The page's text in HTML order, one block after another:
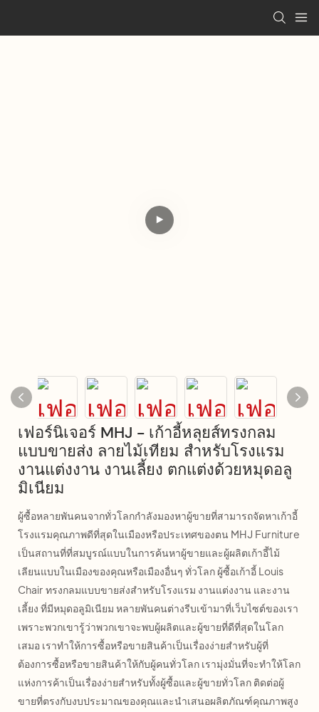
เฟอร์นิเจอร์ MHJ - เก้าอี้หลุยส์ทรงกลม
แบบขายส่ง ลายไม้เทียม สำหรับโรงแรม
งานแต่งงาน งานเลี้ยง ตกแต่งด้วยหมุดอลู
มิเนียม
ผู้ซื้อหลายพันคนจากทั่วโลกกำลังมองหาผู้ขายที่สามารถจัดหาเก้าอี้
โรงแรมคุณภาพดีที่สุดในเมืองหรือประเทศของตน MHJ Furniture
เป็นสถานที่ที่สมบูรณ์แบบในการค้นหาผู้ขายและผู้ผลิตเก้าอี้ไม้
เลียนแบบในเมืองของคุณหรือเมืองอื่นๆ ทั่วโลก ผู้ซื้อเก้าอี้ Louis
Chair ทรงกลมแบบขายส่งสำหรับโรงแรม งานแต่งงาน และงาน
เลี้ยง ที่มีหมุดอลูมิเนียม หลายพันคนต่างรีบเข้ามาที่เว็บไซต์ของเรา
เพราะพวกเขารู้ว่าพวกเขาจะพบผู้ผลิตและผู้ขายที่ดีที่สุดในโลก
เสมอ เราทำให้การซื้อหรือขายสินค้าเป็นเรื่องง่ายสำหรับผู้ที่
ต้องการซื้อหรือขายสินค้าให้กับผู้คนทั่วโลก เรามุ่งมั่นที่จะทำให้โลก
แห่งการค้าเป็นเรื่องง่ายสำหรับทั้งผู้ซื้อและผู้ขายทั่วโลก ติดต่อผู้
ขายที่ตรงกับงบประมาณของคุณและนำเสนอผลิตภัณฑ์คุณภาพสูง